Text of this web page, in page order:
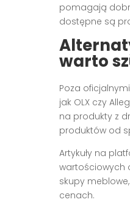
pomagają
dostępne są
warto
Poza
jak OLX czy
na produkty z
produktów od
Artykuły na
wartościowych
skupy
cenach.